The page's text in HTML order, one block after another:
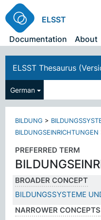
ELSST
Documentation
About
ELSST Thesaurus
German
BILDUNG >
BILDUNGSEINRICHTUNGEN
PREFERRED TERM
BROADER CONCEPT
BILDUNGSSYSTEME
NARROWER CONCEPTS